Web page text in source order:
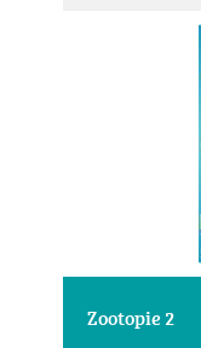
Zootopie 2